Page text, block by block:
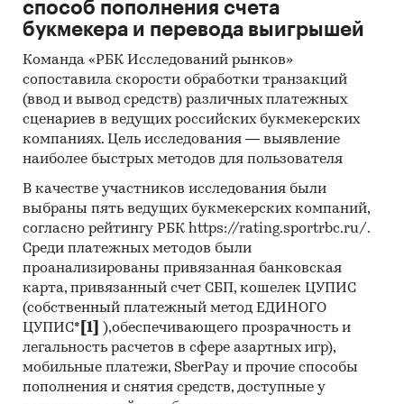
- low-priced (низко-ценовой сегмент или
сегмент эконом предложений);
- high-priced (высоко-ценовой сегмент).
В разделе `Импорт` рассмотрены зарубежные
поставщики:
BLACK SAND COMMODITIES FZ LLC, CV.
DUTAKARYA MANUNGGAL, PT. CIKAR BESI
LOGISTIK, PT. SUMBER SELAMAT LOGISTIK,
ROWERCO WESTERN BALKANS D.O.O., CV. SASTRO
MOEKTI OETOMO, PT. COCOTAMA MAKMUR
ABADI, PT. CROWN API INTERNATIONAL, CV.
SELARAS INDO GLOBAL, IZZYGE LLC, PT. A PLUS
GLOBAL COAL, CV. LAUTAN TEMPURUNG ABADI,
ASET TARIM INS SAN VE TIC LTD STI, CONSORT
SIA, SICHUAN XILAN TRADING CO., LTD, NFK
FOREIGN TRADE CO., BLACKCOCO`S
KOMURCULUK INS SAN VE TIC A.S., PT. PATRIA
способ пополнения счета
букмекера и перевода выигрышей
Команда «РБК Исследований рынков»
сопоставила скорости обработки транзакций
(ввод и вывод средств) различных платежных
сценариев в ведущих российских букмекерских
компаниях. Цель исследования — выявление
наиболее быстрых методов для пользователя
В качестве участников исследования были
выбраны пять ведущих букмекерских компаний,
согласно рейтингу РБК https://rating.sportrbc.ru/.
Среди платежных методов были
проанализированы привязанная банковская
карта, привязанный счет СБП, кошелек ЦУПИС
(собственный платежный метод ЕДИНОГО
ЦУПИС* [1]
),обеспечивающего прозрачность и
легальность расчетов в сфере азартных игр),
мобильные платежи, SberPay и прочие способы
пополнения и снятия средств, доступные у